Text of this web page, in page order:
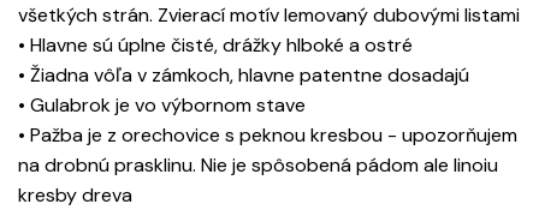
všetkých strán. Zvierací motív lemovaný dubovými listami
• Hlavne sú úplne čisté, drážky hlboké a ostré
• Žiadna vôľa v zámkoch, hlavne patentne dosadajú
• Gulabrok je vo výbornom stave
• Pažba je z orechovice s peknou kresbou - upozorňujem
na drobnú prasklinu. Nie je spôsobená pádom ale linoiu
kresby dreva